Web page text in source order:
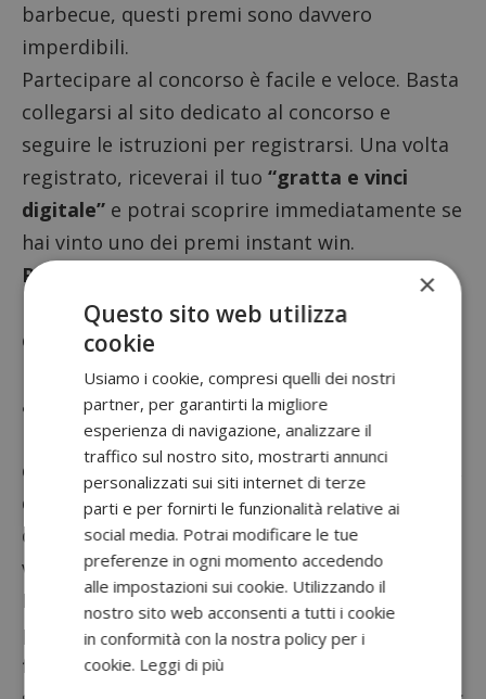
barbecue, questi premi sono davvero
imperdibili.
Partecipare al concorso è facile e veloce. Basta
collegarsi al sito dedicato al concorso e
seguire le istruzioni per registrarsi. Una volta
registrato, riceverai il tuo “gratta e vinci
digitale” e potrai scoprire immediatamente se
hai vinto uno dei premi instant win.
Puoi giocare solo una volta al giorno,
ma
riprovare ogni giorno per tutta la durata
dell’iniziativa
Leggi anche: Gardaland: TUTTI i modi per
avere biglietti omaggio e sconti ingressi
Ricorda che il concorso è attivo dalle ore 00:00
del 12 giugno alle ore 23:59:59 del 9 luglio 2023,
quindi assicurati di partecipare durante
questo periodo per avere la possibilità di
vincere.
Ma le sorprese non finiscono qui! Fra tutti i
partecipanti al concorso, sarà estratto un
fortunato vincitoreche si aggiudicherà il
×
Questo sito web utilizza
cookie
Usiamo i cookie, compresi quelli dei nostri
partner, per garantirti la migliore
esperienza di navigazione, analizzare il
traffico sul nostro sito, mostrarti annunci
personalizzati sui siti internet di terze
parti e per fornirti le funzionalità relative ai
social media. Potrai modificare le tue
preferenze in ogni momento accedendo
alle impostazioni sui cookie. Utilizzando il
nostro sito web acconsenti a tutti i cookie
in conformità con la nostra policy per i
cookie. Leggi di più